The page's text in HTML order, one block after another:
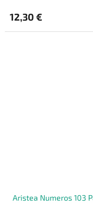
12,30 €
Aristea Numeros 103